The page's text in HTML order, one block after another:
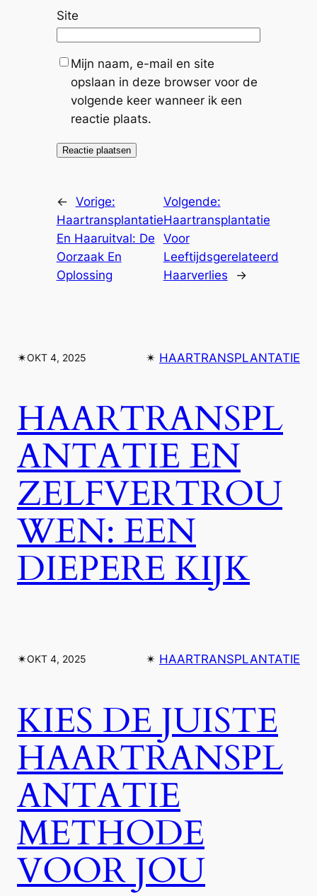
Site
Mijn naam, e-mail en site
opslaan in deze browser voor de
volgende keer wanneer ik een
reactie plaats.
← Vorige:
Haartransplantatie
En Haaruitval: De
Oorzaak En
Oplossing
Volgende:
Haartransplantatie
Voor
Leeftijdsgerelateerd
Haarverlies
→
✴︎OKT 4, 2025 ✴︎ HAARTRANSPLANTATIE
HAARTRANSPL
ANTATIE EN
ZELFVERTROU
WEN: EEN
DIEPERE KIJK
✴︎OKT 4, 2025 ✴︎ HAARTRANSPLANTATIE
KIES DE JUISTE
HAARTRANSPL
ANTATIE
METHODE
VOOR JOU